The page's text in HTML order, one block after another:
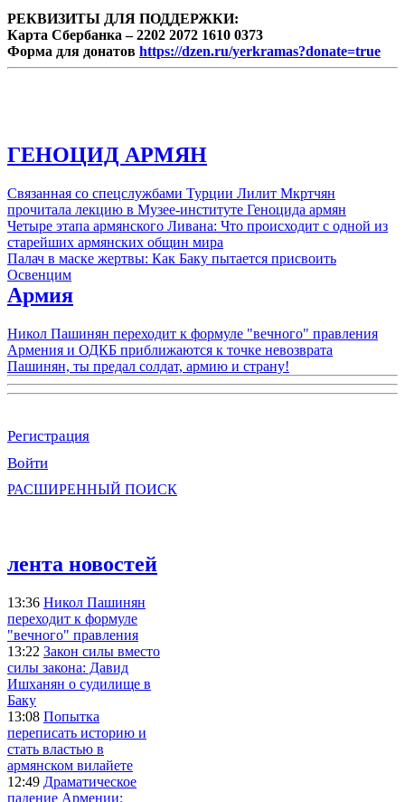
женщинам, ...
РЕКВИЗИТЫ ДЛЯ ПОДДЕРЖКИ:
Карта Сбербанка – 2202 2072 1610 0373
Форма для донатов https://dzen.ru/yerkramas?donate=true
ГЕНОЦИД АРМЯН
Связанная со спецслужбами Турции Лилит Мкртчян
прочитала лекцию в Музее-институте Геноцида армян
Четыре этапа армянского Ливана: Что происходит с одной из
старейших армянских общин мира
Палач в маске жертвы: Как Баку пытается присвоить
Освенцим
Армия
Никол Пашинян переходит к формуле "вечного" правления
Армения и ОДКБ приближаются к точке невозврата
Пашинян, ты предал солдат, армию и страну!
Регистрация
Войти
РАСШИРЕННЫЙ ПОИСК
лента новостей
13:36 Никол Пашинян
переходит к формуле
"вечного" правления
13:22 Закон силы вместо
силы закона: Давид
Ишханян о судилище в
Баку
13:08 Попытка
переписать историю и
стать властью в
армянском вилайете
12:49 Драматическое
падение Армении: